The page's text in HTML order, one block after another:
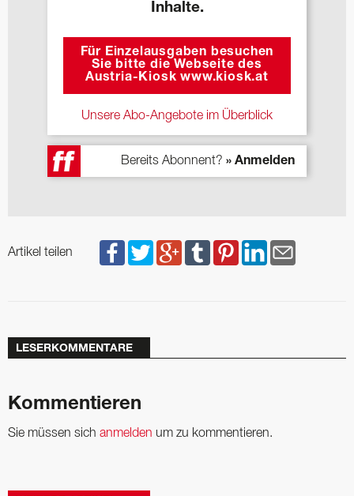
Inhalte.
Für Einzelausgaben besuchen
Sie bitte die Webseite des
Austria-Kiosk www.kiosk.at
Unsere Abo-Angebote im Überblick
Bereits Abonnent? » Anmelden
Artikel teilen
LESERKOMMENTARE
Kommentieren
Sie müssen sich anmelden um zu kommentieren.